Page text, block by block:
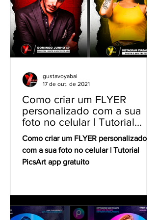
Como criar um FLYER
personalizado com a sua
foto no celular | Tutorial
PicsArt app gratuito
Como criar um FLYER personalizado
com a sua foto no celular | Tutorial
PicsArt app gratuito
gustavoyabai
17 de out. de 2021